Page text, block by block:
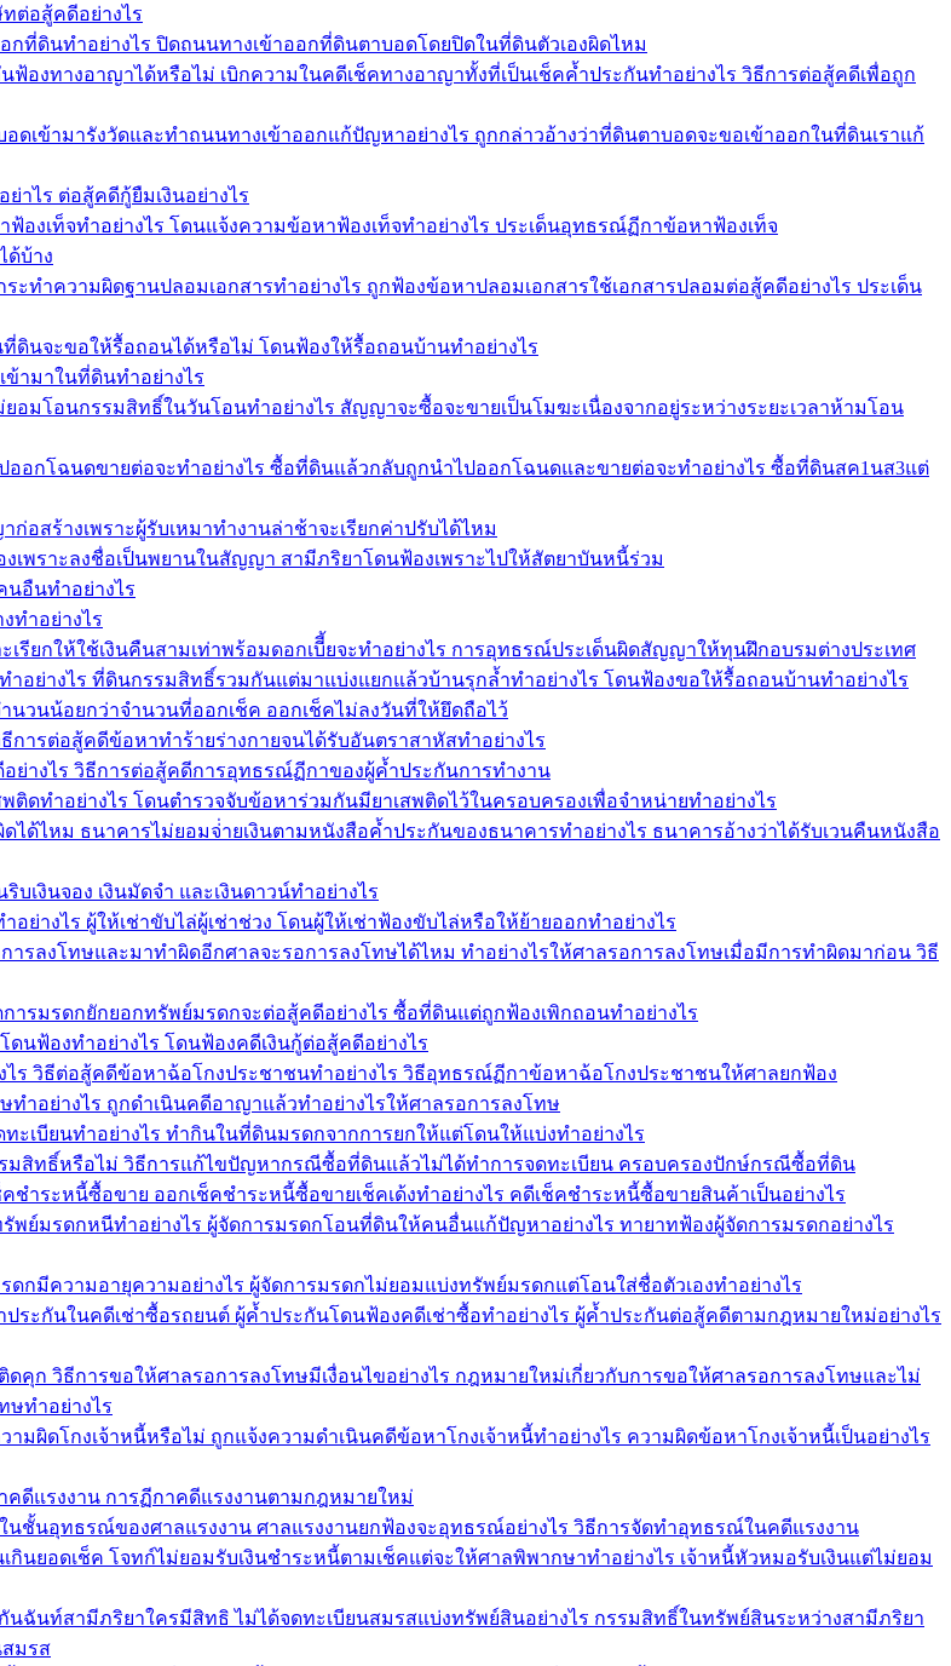
ต่อสู้คดีอย่างไร
ที่ดินทำอย่างไร ปิดถนนทางเข้าออกที่ดินตาบอดโดยปิดในที่ดินตัวเองผิดไหม
องทางอาญาได้หรือไม่ เบิกความในคดีเช็คทางอาญาทั้งที่เป็นเช็คค้ำประกันทำอย่างไร วิธีการต่อสู้คดีเพื่อถูก
ดเข้ามารังวัดและทำถนนทางเข้าออกแก้ปัญหาอย่างไร ถูกกล่าวอ้างว่าที่ดินตาบอดจะขอเข้าออกในที่ดินเราแก้
ย่าไร ต่อสู้คดีกู้ยืมเงินอย่างไร
งเท็จทำอย่างไร โดนแจ้งความข้อหาฟ้องเท็จทำอย่างไร ประเด็นอุทธรณ์ฏีกาข้อหาฟ้องเท็จ
ด้บ้าง
ทำความผิดฐานปลอมเอกสารทำอย่างไร ถูกฟ้องข้อหาปลอมเอกสารใช้เอกสารปลอมต่อสู้คดีอย่างไร ประเด็น
ดินจะขอให้รื้อถอนได้หรือไม่ โดนฟ้องให้รื้อถอนบ้านทำอย่างไร
ข้ามาในที่ดินทำอย่างไร
มโอนกรรมสิทธิ์ในวันโอนทำอย่างไร สัญญาจะซื้อจะขายเป็นโมฆะเนื่องจากอยู่ระหว่างระยะเวลาห้ามโอน
อกโฉนดขายต่อจะทำอย่างไร ซื้อที่ดินแล้วกลับถูกนำไปออกโฉนดและขายต่อจะทำอย่างไร ซื้อที่ดินสค1นส3แต่
อสร้างเพราะผู้รับเหมาทำงานล่าช้าจะเรียกค่าปรับได้ไหม
พราะลงชื่อเป็นพยานในสัญญา สามีภริยาโดนฟ้องเพราะไปให้สัตยาบันหนี้ร่วม
นอืนทำอย่างไร
ทำอย่างไร
รียกให้ใช้เงินคืนสามเท่าพร้อมดอกเบีี้ยจะทำอย่างไร การอุทธรณ์ประเด็นผิดสัญญาให้ทุนฝึกอบรมต่างประเทศ
อย่างไร ที่ดินกรรมสิทธิ์รวมกันแต่มาแบ่งแยกแล้วบ้านรุกล้ำทำอย่างไร โดนฟ้องขอให้รื้อถอนบ้านทำอย่างไร
วนน้อยกว่าจำนวนที่ออกเช็ค ออกเช็คไม่ลงวันที่ให้ยึดถือไว้
ารต่อสู้คดีข้อหาทำร้ายร่างกายจนได้รับอันตราสาหัสทำอย่างไร
ย่างไร วิธีการต่อสู้คดีการอุทธรณ์ฏีกาของผู้ค้ำประกันการทำงาน
ติดทำอย่างไร โดนตำรวจจับข้อหาร่วมกันมียาเสพติดไว้ในครอบครองเพื่อจำหน่ายทำอย่างไร
ไหม ธนาคารไม่ยอมจ่่ายเงินตามหนังสือค้ำประกันของธนาคารทำอย่างไร ธนาคารอ้างว่าได้รับเวนคืนหนังสือ
งินจอง เงินมัดจำ และเงินดาวน์ทำอย่างไร
ย่างไร ผู้ให้เช่าขับไล่ผู้เช่าช่วง โดนผู้ให้เช่าฟ้องขับไล่หรือให้ย้ายออกทำอย่างไร
รลงโทษและมาทำผิดอีกศาลจะรอการลงโทษได้ไหม ทำอย่างไรให้ศาลรอการลงโทษเมื่อมีการทำผิดมาก่อน วิธี
รมรดกยักยอกทรัพย์มรดกจะต่อสู้คดีอย่างไร ซื้อที่ดินแต่ถูกฟ้องเพิกถอนทำอย่างไร
ดนฟ้องทำอย่างไร โดนฟ้องคดีเงินกู้ต่อสู้คดีอย่างไร
ร วิธีต่อสู้คดีข้อหาฉ้อโกงประชาชนทำอย่างไร วิธีอุทธรณ์ฏีกาข้อหาฉ้อโกงประชาชนให้ศาลยกฟ้อง
ำอย่างไร ถูกดำเนินคดีอาญาแล้วทำอย่างไรให้ศาลรอการลงโทษ
เบียนทำอย่างไร ทำกินในที่ดินมรดกจากการยกให้แต่โดนให้แบ่งทำอย่างไร
มสิทธิ์หรือไม่ วิธีการแก้ไขปัญหากรณีซื้อที่ดินแล้วไม่ได้ทำการจดทะเบียน ครอบครองปักษ์กรณีซื้อที่ดิน
ระหนี้ซื้อขาย ออกเช็คชำระหนี้ซื้อขายเช็คเด้งทำอย่างไร คดีเช็คชำระหนี้ซื้อขายสินค้าเป็นอย่างไร
พย์มรดกหนีทำอย่างไร ผู้จัดการมรดกโอนที่ดินให้คนอื่นแก้ปัญหาอย่างไร ทายาทฟ้องผู้จัดการมรดกอย่างไร
กมีความอายุความอย่างไร ผู้จัดการมรดกไม่ยอมแบ่งทรัพย์มรดกแต่โอนใส่ชื่อตัวเองทำอย่างไร
ะกันในคดีเช่าซื้อรถยนต์ ผู้ค้ำประกันโดนฟ้องคดีเช่าซื้อทำอย่างไร ผู้ค้ำประกันต่อสู้คดีตามกฎหมายใหม่อย่างไร
คุก วิธีการขอให้ศาลรอการลงโทษมีเงื่อนไขอย่างไร กฎหมายใหม่เกี่ยวกับการขอให้ศาลรอการลงโทษและไม่
ทำอย่างไร
มผิดโกงเจ้าหนี้หรือไม่ ถูกแจ้งความดำเนินคดีข้อหาโกงเจ้าหนี้ทำอย่างไร ความผิดข้อหาโกงเจ้าหนี้เป็นอย่างไร
ดีแรงงาน การฏีกาคดีแรงงานตามกฎหมายใหม่
ชั้นอุทธรณ์ของศาลแรงงาน ศาลแรงงานยกฟ้องจะอุทธรณ์อย่างไร วิธีการจัดทำอุทธรณ์ในคดีแรงงาน
เกินยอดเช็ค โจทก์ไม่ยอมรับเงินชำระหนี้ตามเช็คแต่จะให้ศาลพิพากษาทำอย่างไร เจ้าหนี้หัวหมอรับเงินแต่ไม่ยอม
ฉันท์สามีภริยาใครมีสิทธิ ไม่ได้จดทะเบียนสมรสแบ่งทรัพย์สินอย่างไร กรรมสิทธิ์ในทรัพย์สินระหว่างสามีภริยา
สมรส